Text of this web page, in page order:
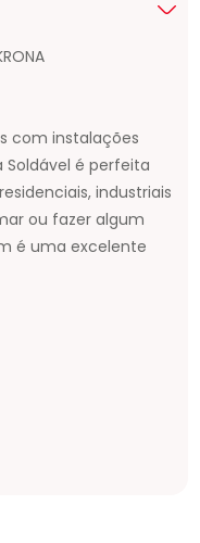
com instalações
é perfeita
industriais
ou fazer algum
é uma excelente